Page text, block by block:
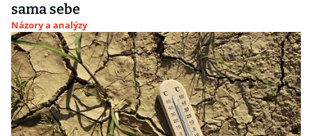
sama sebe
Názory a analýzy